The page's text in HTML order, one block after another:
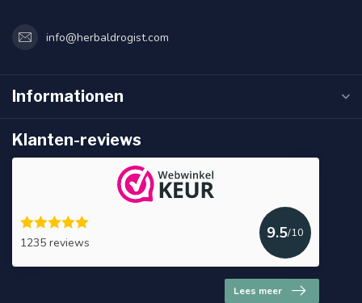
info@herbaldrogist.com
Informationen
Klanten-reviews
1235 reviews
9.5/10
Lees meer